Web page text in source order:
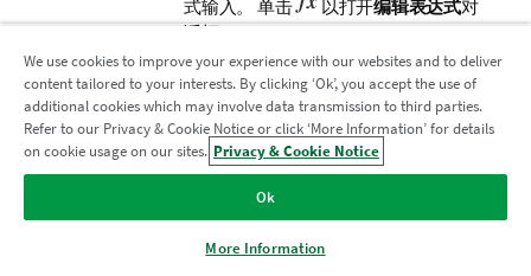
式输入。 单击
以打开编辑表达式对
话框。
X 轴：如果参考行必须源于 X 轴，则选
择此选项。
表达式：用于绘制参考行的值。输入您
希望用作起始点的表达式。
线粗细：指定参考行的线宽。
：指定参考行的样式。
线条颜色 ：指定参考行的颜色。
加入分析现代化计划
使用分析现代化计划实现现代化，同时不损害您宝贵的
QlikView 应用程序。
We use cookies to improve your experience with our websites and to deliver
content tailored to your interests. By clicking ‘Ok’, you accept the use of
additional cookies which may involve data transmission to third parties.
Refer to our Privacy & Cookie Notice or click ‘More Information’ for details
on cookie usage on our sites. Privacy & Cookie Notice
Ok
More Information